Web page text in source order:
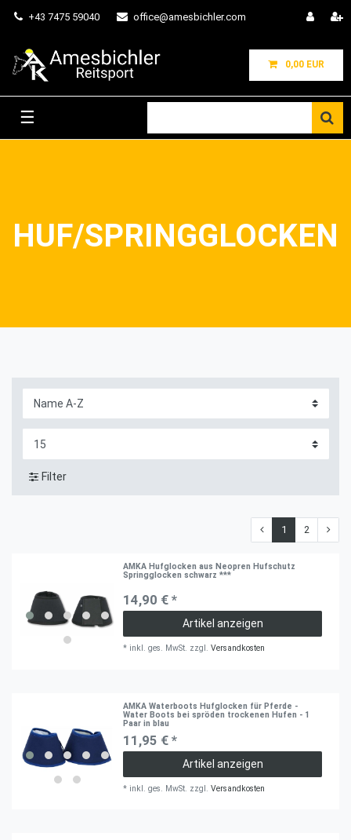
+43 7475 59040 office@amesbichler.com
0,00 EUR
☰
HUF/SPRINGGLOCKEN
Filter
1 2
AMKA Hufglocken aus Neopren Hufschutz
Springglocken schwarz ***
14,90 € *
Artikel anzeigen
* inkl. ges. MwSt. zzgl.Versandkosten
AMKA Waterboots Hufglocken für Pferde -
Water Boots bei spröden trockenen Hufen - 1
Paar in blau
11,95 € *
Artikel anzeigen
* inkl. ges. MwSt. zzgl.Versandkosten